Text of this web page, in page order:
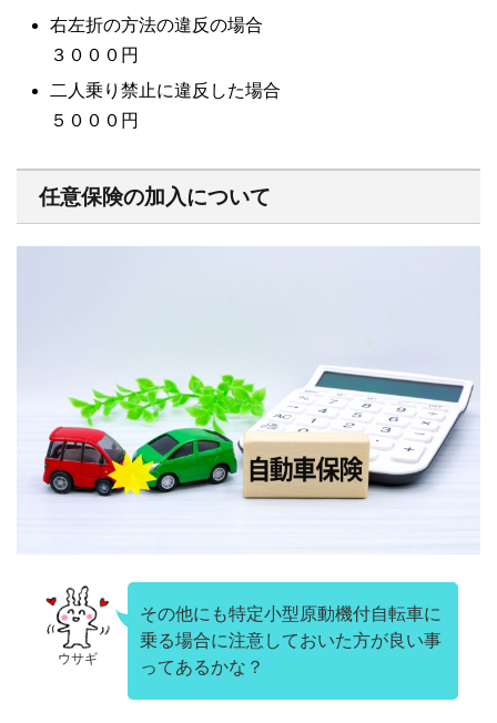
右左折の方法の違反の場合
３０００円
二人乗り禁止に違反した場合
５０００円
任意保険の加入について
ウサギ
その他にも特定小型原動機付自転車に
乗る場合に注意しておいた方が良い事
ってあるかな？